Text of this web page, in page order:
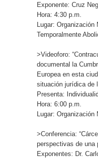
Exponente: Cruz
Hora: 4:30 p.m.
Lugar:
Temporalmente
>Videoforo:
documental la
Europea en esta
situación jurídica de
Presenta:
Hora: 6:00 p.m.
Lugar: Organización
>Conferencia:
perspectivas de una
Exponentes: Dr.